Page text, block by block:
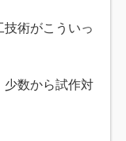
術がこういっ
少数から試作対